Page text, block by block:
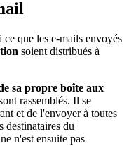
que les e-mails envoyés
soient distribués à
sa propre boîte aux
rassemblés. Il se
et de l'envoyer à toutes
destinataires du
n'est ensuite pas